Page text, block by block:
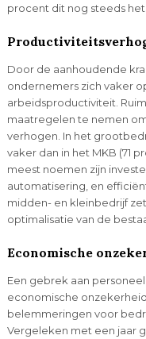
procent dit nog steeds het
Door de aanhoudende
ondernemers zich vaker
arbeidsproductiviteit.
maatregelen te nemen
verhogen. In het
vaker dan in het MKB (71
meest noemen zijn
automatisering, en
midden- en kleinbedrijf
optimalisatie van de
Economische
Een gebrek aan
economische
belemmeringen voor
Vergeleken met een jaar